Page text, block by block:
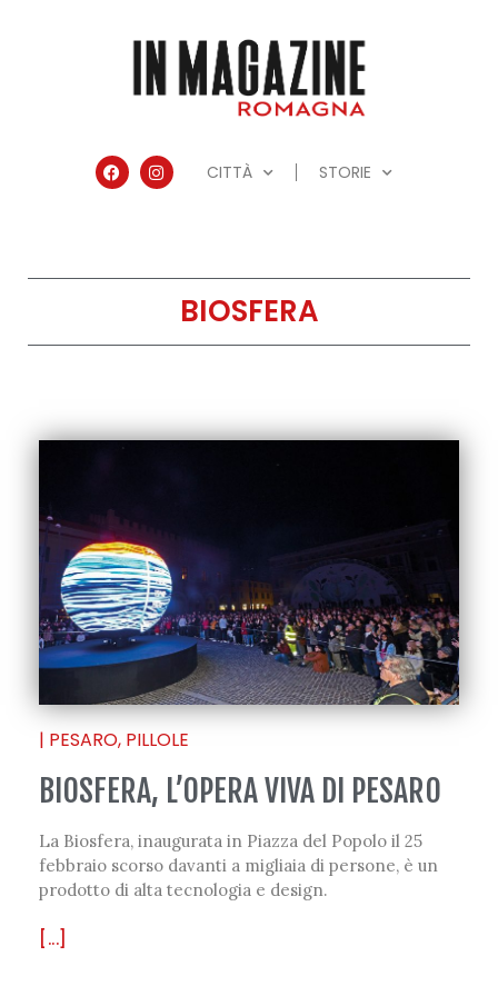
CITTÀ STORIE
BIOSFERA
| PESARO, PILLOLE
BIOSFERA, L’OPERA VIVA DI PESARO
La Biosfera, inaugurata in Piazza del Popolo il 25
febbraio scorso davanti a migliaia di persone, è un
prodotto di alta tecnologia e design.
[...]